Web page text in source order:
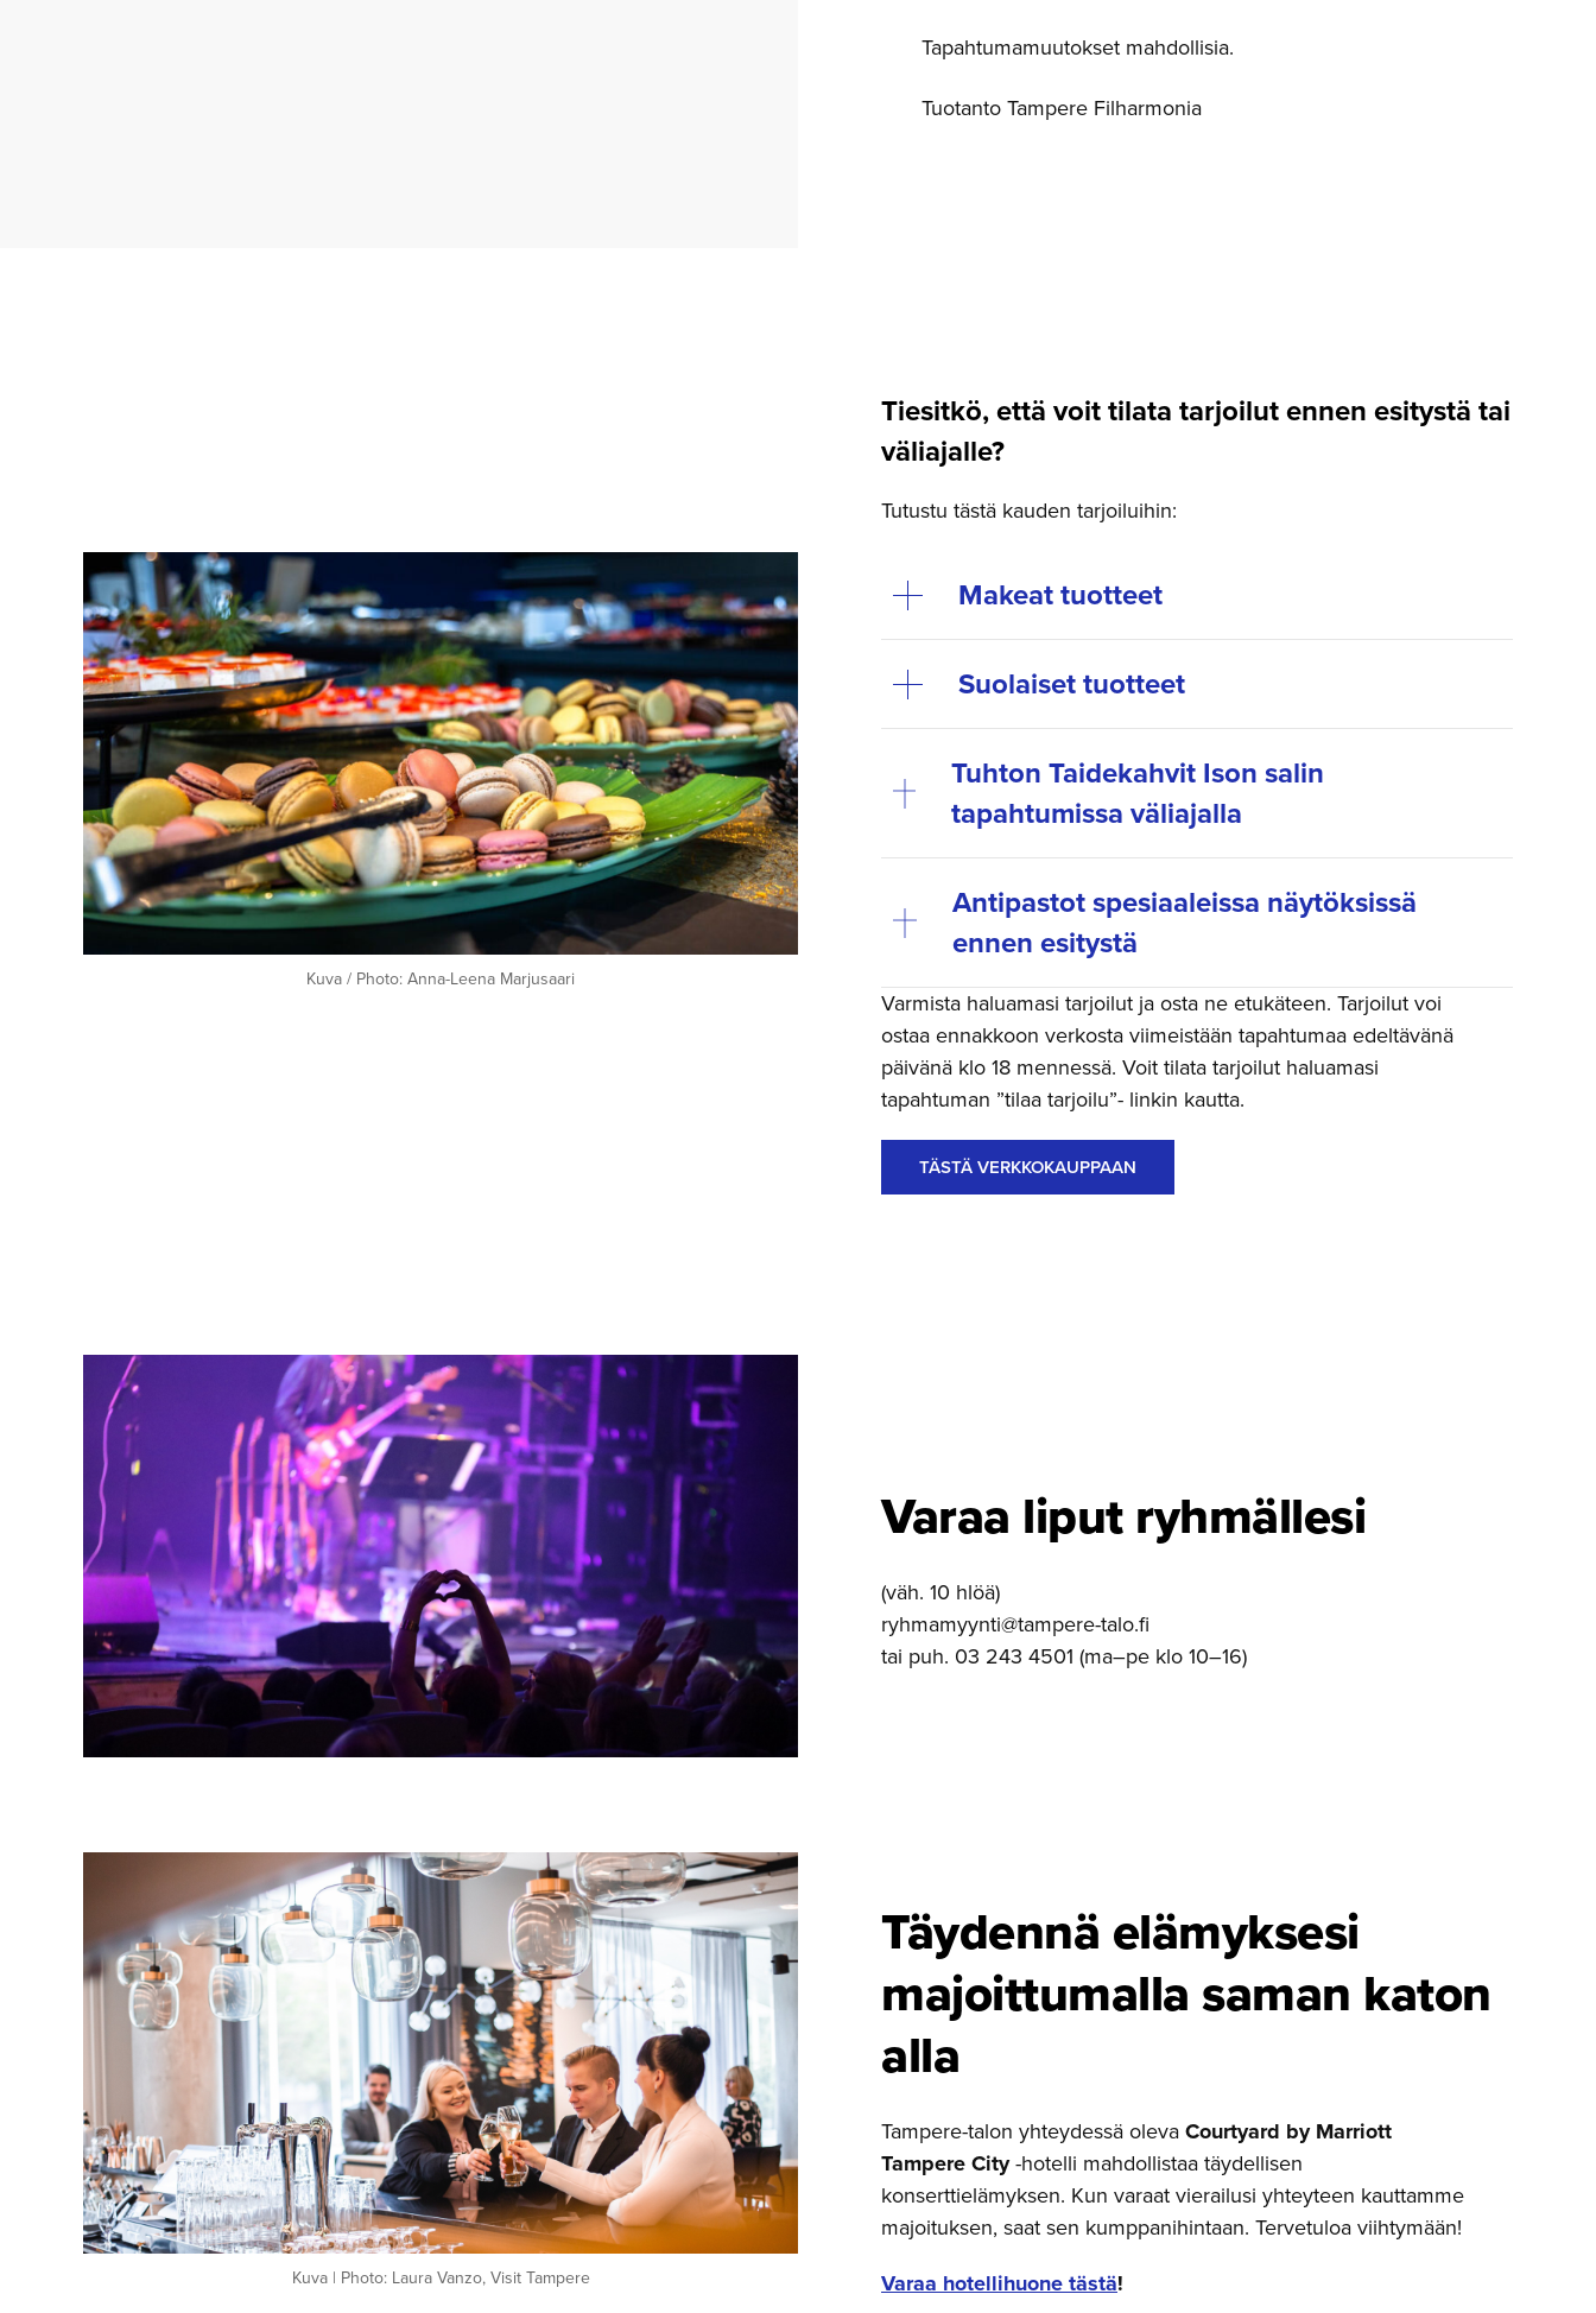
Tapahtumamuutokset mahdollisia.
Tuotanto Tampere Filharmonia
Kuva / Photo: Anna-Leena Marjusaari
Tiesitkö, että voit tilata tarjoilut ennen esitystä tai
väliajalle?
Tutustu tästä kauden tarjoiluihin:
Makeat tuotteet
Suolaiset tuotteet
Tuhton Taidekahvit Ison salin
tapahtumissa väliajalla
Antipastot spesiaaleissa näytöksissä
ennen esitystä
Varmista haluamasi tarjoilut ja osta ne etukäteen. Tarjoilut voi
ostaa ennakkoon verkosta viimeistään tapahtumaa edeltävänä
päivänä klo 18 mennessä. Voit tilata tarjoilut haluamasi
tapahtuman ”tilaa tarjoilu”- linkin kautta.
TÄSTÄ VERKKOKAUPPAAN
Varaa liput ryhmällesi
(väh. 10 hlöä)
ryhmamyynti@tampere-talo.fi
tai puh. 03 243 4501 (ma–pe klo 10–16)
Kuva | Photo: Laura Vanzo, Visit Tampere
Täydennä elämyksesi
majoittu­malla saman katon
alla
Tampere-talon yhteydessä olevaCourtyard by Marriott
Tampere City-hotelli mahdollistaa täydellisen
konserttielämyksen. Kun varaat vierailusi yhteyteen kauttamme
majoituksen, saat sen kumppanihintaan. Tervetuloa viihtymään!
Varaa hotellihuone tästä!